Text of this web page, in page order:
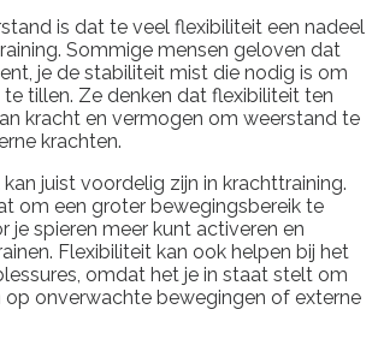
is dat te veel flexibiliteit een nadeel
Sommige mensen geloven dat
je de stabiliteit mist die nodig is om
tillen. Ze denken dat flexibiliteit ten
kracht en vermogen om weerstand te
krachten.
juist voordelig zijn in krachttraining.
om een groter bewegingsbereik te
je spieren meer kunt activeren en
Flexibiliteit kan ook helpen bij het
omdat het je in staat stelt om
op onverwachte bewegingen of externe